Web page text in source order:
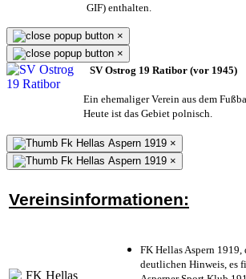
GIF) enthalten.
×
×
SV Ostrog 19 Ratibor (vor 1945)
Ein ehemaliger Verein aus dem
Heute ist das Gebiet polnisch.
×
×
Vereinsinformationen:
FK Hellas Aspern 1919,
deutlichen Hinweis, es